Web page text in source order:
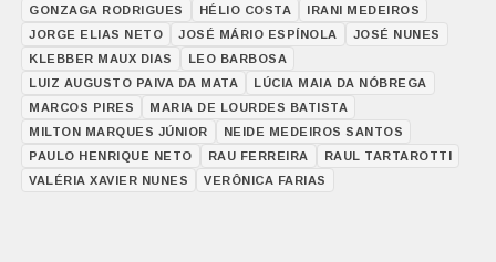
GONZAGA RODRIGUES
HÉLIO COSTA
IRANI MEDEIROS
JORGE ELIAS NETO
JOSÉ MÁRIO ESPÍNOLA
JOSÉ NUNES
KLEBBER MAUX DIAS
LEO BARBOSA
LUIZ AUGUSTO PAIVA DA MATA
LÚCIA MAIA DA NÓBREGA
MARCOS PIRES
MARIA DE LOURDES BATISTA
MILTON MARQUES JÚNIOR
NEIDE MEDEIROS SANTOS
PAULO HENRIQUE NETO
RAU FERREIRA
RAUL TARTAROTTI
VALÉRIA XAVIER NUNES
VERÔNICA FARIAS